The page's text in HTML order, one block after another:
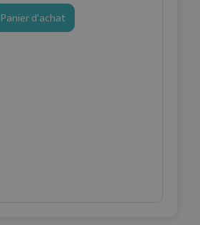
Panier d'achat